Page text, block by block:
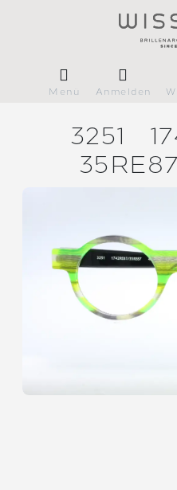
Menü Anmelden
3251
35RE87